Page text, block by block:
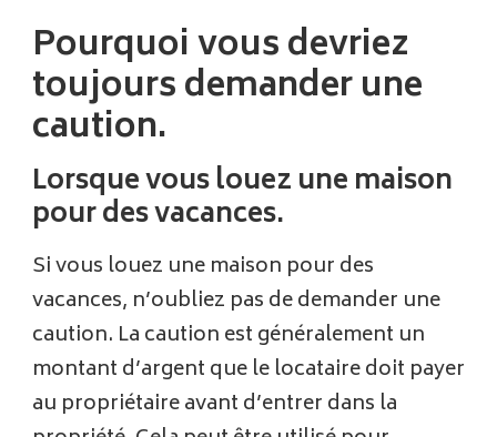
Pourquoi vous devriez
toujours demander une
caution.
Lorsque vous louez une maison
pour des vacances.
Si vous louez une maison pour des
vacances, n’oubliez pas de demander une
caution. La caution est généralement un
montant d’argent que le locataire doit payer
au propriétaire avant d’entrer dans la